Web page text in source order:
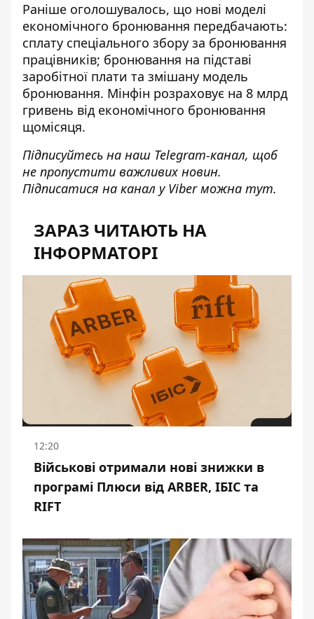
Раніше оголошувалось, що нові моделі
економічного бронювання передбачають:
сплату спеціального збору за бронювання
працівників; бронювання на підставі
заробітної плати та змішану модель
бронювання. Мінфін розраховує на 8 млрд
гривень від економічного бронювання
щомісяця.
Підписуйтесь на наш Telegram-канал, щоб
не пропустити важливих новин.
Підписатися на канал у Viber можна тут.
ЗАРАЗ ЧИТАЮТЬ НА
ІНФОРМАТОРІ
12:20
Військові отримали нові знижки в
програмі Плюси від ARBER, ІБІС та
RIFT